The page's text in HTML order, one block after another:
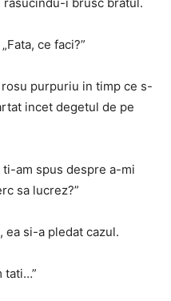
ce faci?”
purpuriu in timp ce s-
incet degetul de pe
ti-am spus despre a-mi
sa lucrez?”
ea si-a pledat cazul.
tati…”